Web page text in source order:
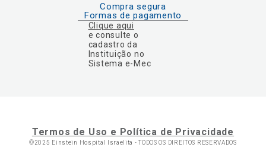
Compra segura
Formas de pagamento
Clique aqui
e consulte o
cadastro da
Instituição no
Sistema e-Mec
Termos de Uso e Política de Privacidade
©2025 Einstein Hospital Israelita -TODOS OS DIREITOS RESERVADOS